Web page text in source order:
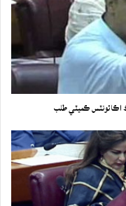
اڪائونٽس ڪميٽي طلب